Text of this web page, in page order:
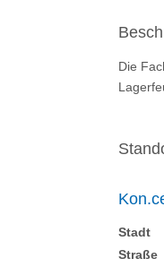
Die
Stadt
Straße